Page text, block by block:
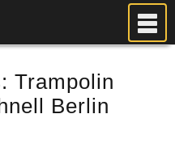
Trampolin
Berlin